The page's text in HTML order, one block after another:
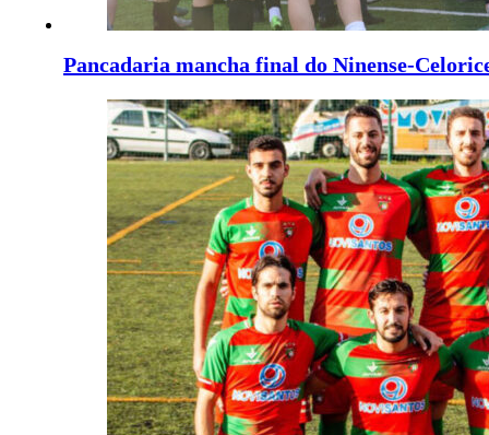
Pancadaria mancha final do Ninense-